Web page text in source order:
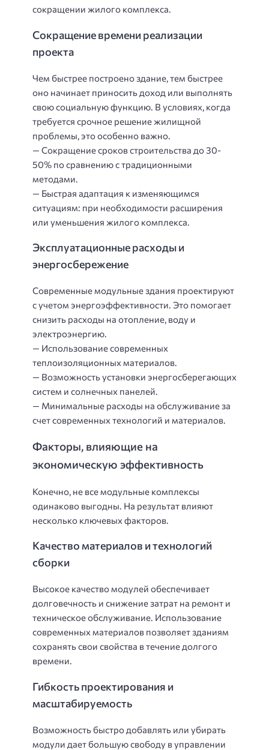
сокращении жилого комплекса.
Сокращение времени реализации
проекта
Чем быстрее построено здание, тем быстрее
оно начинает приносить доход или выполнять
свою социальную функцию. В условиях, когда
требуется срочное решение жилищной
проблемы, это особенно важно.
— Сокращение сроков строительства до 30-
50% по сравнению с традиционными
методами.
— Быстрая адаптация к изменяющимся
ситуациям: при необходимости расширения
или уменьшения жилого комплекса.
Эксплуатационные расходы и
энергосбережение
Современные модульные здания проектируют
с учетом энергоэффективности. Это помогает
снизить расходы на отопление, воду и
электроэнергию.
— Использование современных
теплоизоляционных материалов.
— Возможность установки энергосберегающих
систем и солнечных панелей.
— Минимальные расходы на обслуживание за
счет современных технологий и материалов.
Факторы, влияющие на
экономическую эффективность
Конечно, не все модульные комплексы
одинаково выгодны. На результат влияют
несколько ключевых факторов.
Качество материалов и технологий
сборки
Высокое качество модулей обеспечивает
долговечность и снижение затрат на ремонт и
техническое обслуживание. Использование
современных материалов позволяет зданиям
сохранять свои свойства в течение долгого
времени.
Гибкость проектирования и
масштабируемость
Возможность быстро добавлять или убирать
модули дает большую свободу в управлении